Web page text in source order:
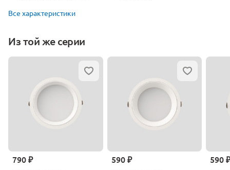
Все характеристики
Из той же серии
790 ₽ 590 ₽ 590